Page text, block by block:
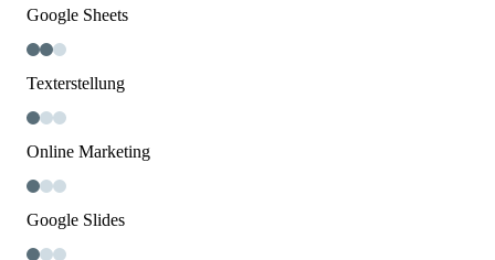
Google Sheets
Texterstellung
Online Marketing
Google Slides